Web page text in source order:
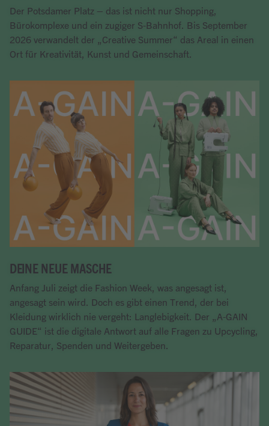
Der Potsdamer Platz – das ist nicht nur Shopping,
Bürokomplexe und ein zugiger S-Bahnhof. Bis September
2026 verwandelt der „Creative Summer“ das Areal in einen
Ort für Kreativität, Kunst und Gemeinschaft.
DEINE NEUE MASCHE
Anfang Juli zeigt die Fashion Week, was angesagt ist,
angesagt sein wird. Doch es gibt einen Trend, der bei
Kleidung wirklich nie vergeht: Langlebigkeit. Der „A-GAIN
GUIDE“ ist die digitale Antwort auf alle Fragen zu Upcycling,
Reparatur, Spenden und Weitergeben.